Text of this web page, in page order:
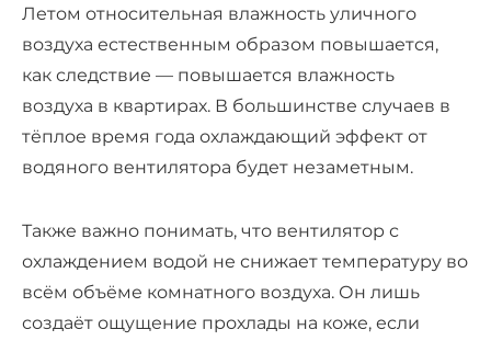
Летом относительная влажность уличного
воздуха естественным образом повышается,
как следствие — повышается влажность
воздуха в квартирах. В большинстве случаев в
тёплое время года охлаждающий эффект от
водяного вентилятора будет незаметным.
Также важно понимать, что вентилятор с
охлаждением водой не снижает температуру во
всём объёме комнатного воздуха. Он лишь
создаёт ощущение прохлады на коже, если